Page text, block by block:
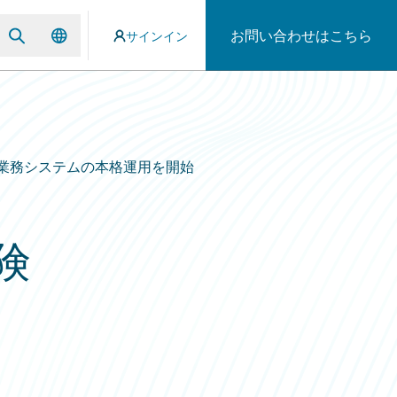
サインイン お問い合わせはこちら
務システムの本格運用を開始